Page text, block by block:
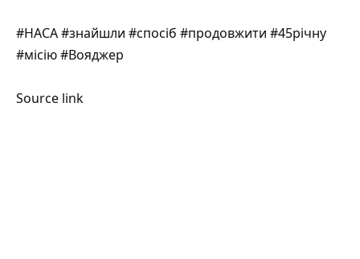
#НАСА #знайшли #спосіб #продовжити #45річну
#місію #Вояджер
Source link